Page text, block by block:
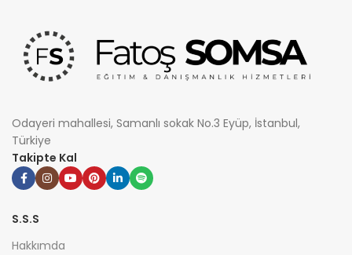
Odayeri mahallesi, Samanlı sokak No.3 Eyüp, İstanbul,
Türkiye
Takipte Kal
S.S.S
Hakkımda